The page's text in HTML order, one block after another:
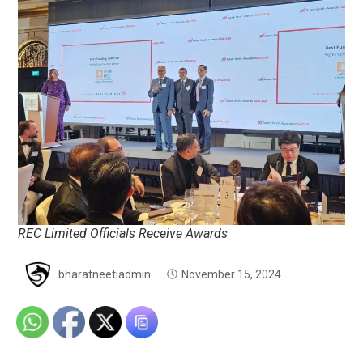
REC Limited Officials Receive Awards
bharatneetiadmin November 15, 2024